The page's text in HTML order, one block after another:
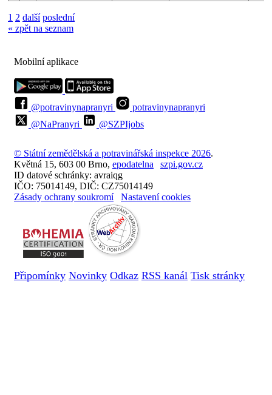
1 2 další poslední
« zpět na seznam
Mobilní aplikace
@potravinynapranyri
potravinynapranyri
@NaPranyri
@SZPIjobs
© Státní zemědělská a potravinářská inspekce 2026.
Květná 15, 603 00 Brno, epodatelna
szpi.gov.cz
ID datové schránky: avraiqg
IČO: 75014149, DIČ: CZ75014149
Zásady ochrany soukromí
Nastavení cookies
Připomínky Novinky Odkaz RSS kanál Tisk stránky